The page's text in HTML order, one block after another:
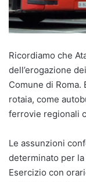
Ricordiamo che
dell’erogazione
Comune di
rotaia, come
ferrovie regionali
Le assunzioni
determinato per
Esercizio con